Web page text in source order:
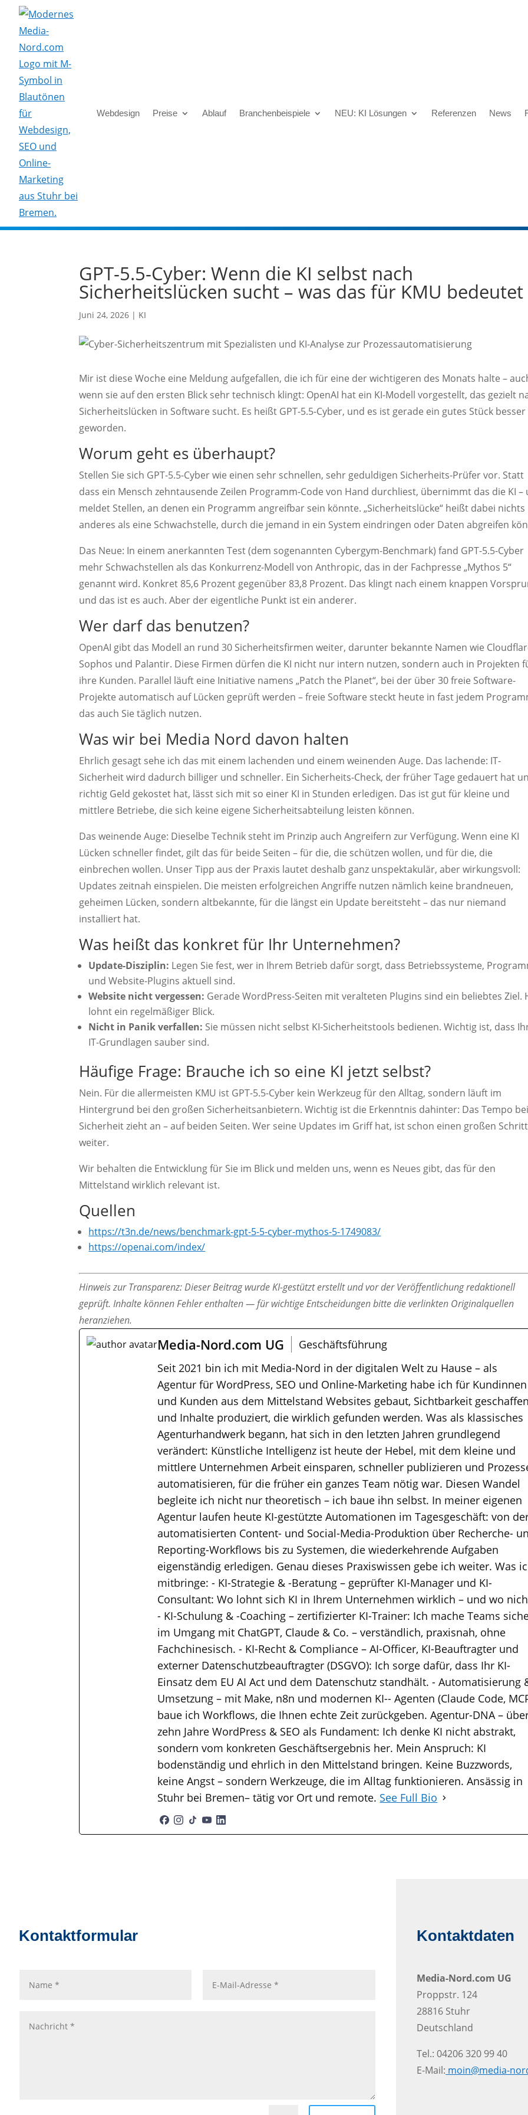
Skip To Content
Webdesign Preise Ablauf Branchenbeispiele NEU: KI Lösungen Referenzen News
GPT-5.5-Cyber: Wenn die KI selbst nach
Sicherheitslücken sucht – was das für KMU bedeutet
Juni 24, 2026 | KI
Mir ist diese Woche eine Meldung aufgefallen, die ich für eine der wichtigeren des Monats halte –
wenn sie auf den ersten Blick sehr technisch klingt: OpenAI hat ein KI-Modell vorgestellt, das gezielt
Sicherheitslücken in Software sucht. Es heißt GPT-5.5-Cyber, und es ist gerade ein gutes Stück besser
geworden.
Worum geht es überhaupt?
Stellen Sie sich GPT-5.5-Cyber wie einen sehr schnellen, sehr geduldigen Sicherheits-Prüfer vor. Statt
dass ein Mensch zehntausende Zeilen Programm-Code von Hand durchliest, übernimmt das die KI –
meldet Stellen, an denen ein Programm angreifbar sein könnte. „Sicherheitslücke“ heißt dabei nichts
anderes als eine Schwachstelle, durch die jemand in ein System eindringen oder Daten abgreifen
Das Neue: In einem anerkannten Test (dem sogenannten Cybergym-Benchmark) fand GPT-5.5-Cyber
mehr Schwachstellen als das Konkurrenz-Modell von Anthropic, das in der Fachpresse „Mythos 5“
genannt wird. Konkret 85,6 Prozent gegenüber 83,8 Prozent. Das klingt nach einem knappen
und das ist es auch. Aber der eigentliche Punkt ist ein anderer.
Wer darf das benutzen?
OpenAI gibt das Modell an rund 30 Sicherheitsfirmen weiter, darunter bekannte Namen wie
Sophos und Palantir. Diese Firmen dürfen die KI nicht nur intern nutzen, sondern auch in Projekten
ihre Kunden. Parallel läuft eine Initiative namens „Patch the Planet“, bei der über 30 freie Software-
Projekte automatisch auf Lücken geprüft werden – freie Software steckt heute in fast jedem
das auch Sie täglich nutzen.
Was wir bei Media Nord davon halten
Ehrlich gesagt sehe ich das mit einem lachenden und einem weinenden Auge. Das lachende: IT-
Sicherheit wird dadurch billiger und schneller. Ein Sicherheits-Check, der früher Tage gedauert hat
richtig Geld gekostet hat, lässt sich mit so einer KI in Stunden erledigen. Das ist gut für kleine und
mittlere Betriebe, die sich keine eigene Sicherheitsabteilung leisten können.
Das weinende Auge: Dieselbe Technik steht im Prinzip auch Angreifern zur Verfügung. Wenn eine KI
Lücken schneller findet, gilt das für beide Seiten – für die, die schützen wollen, und für die, die
einbrechen wollen. Unser Tipp aus der Praxis lautet deshalb ganz unspektakulär, aber wirkungsvoll:
Updates zeitnah einspielen. Die meisten erfolgreichen Angriffe nutzen nämlich keine brandneuen,
geheimen Lücken, sondern altbekannte, für die längst ein Update bereitsteht – das nur niemand
installiert hat.
Was heißt das konkret für Ihr Unternehmen?
Update-Disziplin: Legen Sie fest, wer in Ihrem Betrieb dafür sorgt, dass Betriebssysteme,
und Website-Plugins aktuell sind.
Website nicht vergessen: Gerade WordPress-Seiten mit veralteten Plugins sind ein beliebtes Ziel.
lohnt ein regelmäßiger Blick.
Nicht in Panik verfallen: Sie müssen nicht selbst KI-Sicherheitstools bedienen. Wichtig ist, dass
IT-Grundlagen sauber sind.
Häufige Frage: Brauche ich so eine KI jetzt selbst?
Nein. Für die allermeisten KMU ist GPT-5.5-Cyber kein Werkzeug für den Alltag, sondern läuft im
Hintergrund bei den großen Sicherheitsanbietern. Wichtig ist die Erkenntnis dahinter: Das Tempo
Sicherheit zieht an – auf beiden Seiten. Wer seine Updates im Griff hat, ist schon einen großen Schritt
weiter.
Wir behalten die Entwicklung für Sie im Blick und melden uns, wenn es Neues gibt, das für den
Mittelstand wirklich relevant ist.
Quellen
https://t3n.de/news/benchmark-gpt-5-5-cyber-mythos-5-1749083/
https://openai.com/index/
Hinweis zur Transparenz: Dieser Beitrag wurde KI-gestützt erstellt und vor der Veröffentlichung redaktionell
geprüft. Inhalte können Fehler enthalten — für wichtige Entscheidungen bitte die verlinkten Originalquellen
heranziehen.
Media-Nord.com UG
Geschäftsführung
Seit 2021 bin ich mit Media-Nord in der digitalen Welt zu Hause – als
Agentur für WordPress, SEO und Online-Marketing habe ich für Kundinnen
und Kunden aus dem Mittelstand Websites gebaut, Sichtbarkeit geschaffen
und Inhalte produziert, die wirklich gefunden werden. Was als klassisches
Agenturhandwerk begann, hat sich in den letzten Jahren grundlegend
verändert: Künstliche Intelligenz ist heute der Hebel, mit dem kleine und
mittlere Unternehmen Arbeit einsparen, schneller publizieren und
automatisieren, für die früher ein ganzes Team nötig war. Diesen Wandel
begleite ich nicht nur theoretisch – ich baue ihn selbst. In meiner eigenen
Agentur laufen heute KI-gestützte Automationen im Tagesgeschäft: von
automatisierten Content- und Social-Media-Produktion über Recherche-
Reporting-Workflows bis zu Systemen, die wiederkehrende Aufgaben
eigenständig erledigen. Genau dieses Praxiswissen gebe ich weiter. Was
mitbringe: - KI-Strategie & -Beratung – geprüfter KI-Manager und KI-
Consultant: Wo lohnt sich KI in Ihrem Unternehmen wirklich – und wo
- KI-Schulung & -Coaching – zertifizierter KI-Trainer: Ich mache Teams
im Umgang mit ChatGPT, Claude & Co. – verständlich, praxisnah, ohne
Fachchinesisch. - KI-Recht & Compliance – AI-Officer, KI-Beauftragter und
externer Datenschutzbeauftragter (DSGVO): Ich sorge dafür, dass Ihr KI-
Einsatz dem EU AI Act und dem Datenschutz standhält. - Automatisierung
Umsetzung – mit Make, n8n und modernen KI-- Agenten (Claude Code,
baue ich Workflows, die Ihnen echte Zeit zurückgeben. Agentur-DNA –
zehn Jahre WordPress & SEO als Fundament: Ich denke KI nicht abstrakt,
sondern vom konkreten Geschäftsergebnis her. Mein Anspruch: KI
bodenständig und ehrlich in den Mittelstand bringen. Keine Buzzwords,
keine Angst – sondern Werkzeuge, die im Alltag funktionieren. Ansässig in
Stuhr bei Bremen– tätig vor Ort und remote. See Full Bio
Kontaktformular Kontaktdaten
Media-Nord.com UG
Proppstr. 124
28816 Stuhr
Deutschland
Tel.: 04206 320 99 40
E-Mail: moin@media-